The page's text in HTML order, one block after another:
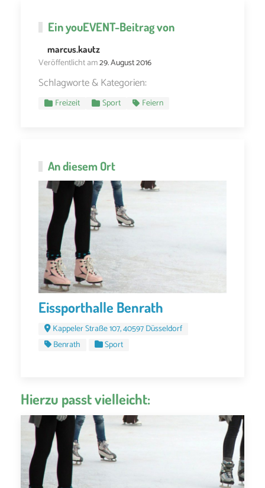
EinyouEVENT-Beitrag von
marcus.kautz
Veröffentlicht am29. August 2016
Schlagworte & Kategorien:
Freizeit Sport Feiern
An diesem Ort
Eissporthalle Benrath
Kappeler Straße 107, 40597 Düsseldorf
Benrath
Sport
Hierzu passt vielleicht: